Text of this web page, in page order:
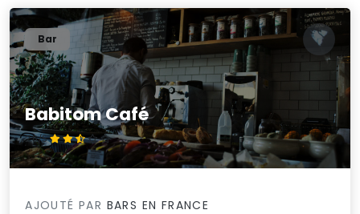
Babitom Café
2.5/5
Bar
AJOUTÉ PAR BARS EN FRANCE